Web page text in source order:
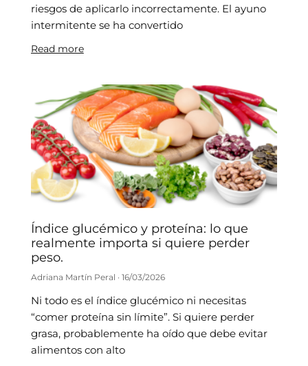
riesgos de aplicarlo incorrectamente. El ayuno
intermitente se ha convertido
Read more
Índice glucémico y proteína: lo que
realmente importa si quiere perder
peso.
Adriana Martín Peral 16/03/2026
Ni todo es el índice glucémico ni necesitas
“comer proteína sin límite”. Si quiere perder
grasa, probablemente ha oído que debe evitar
alimentos con alto